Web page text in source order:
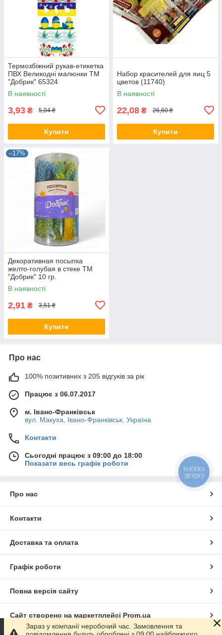
Термозбіжний рукав-етикетка
ПВХ Великодні малюнки ТМ
"Добрик" 65324
В наявності
3,93 ₴ 5,04 ₴
Купити
Набор красителей для яиц 5
цветов (11740)
В наявності
22,08 ₴ 26,60 ₴
Купити
–17%
Декоративная посыпка
желто-голубая в стеке ТМ
"Добрик" 10 гр.
В наявності
2,91 ₴ 3,51 ₴
Купити
Про нас
100% позитивних з 205 відгуків за рік
Працює з 06.07.2017
м. Івано-Франківськ
вул. Макуха, Івано-Франківськ, Україна
Контакти
Сьогодні працює з 09:00 до 18:00
Показати весь графік роботи
Про нас
Контакти
Доставка та оплата
Графік роботи
Повна версія сайту
Сайт створено на маркетплейсі Prom.ua
Зараз у компанії неробочий час. Замовлення та
КНОПКА
ЗВ'ЯЗКУ